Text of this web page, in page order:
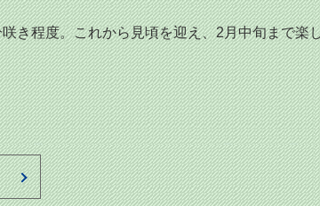
き程度。これから見頃を迎え、2月中旬まで楽